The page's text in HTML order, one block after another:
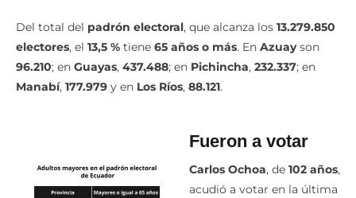
Del total del padrón electoral, que alcanza los 13.279.850
electores, el 13,5 % tiene 65 años o más. En Azuayson
96.210; en Guayas, 437.488; en Pichincha, 232.337; en
Manabí, 177.979 y en Los Ríos, 88.121.
Fueron a votar
Carlos Ochoa, de 102 años,
acudió a votar en la última